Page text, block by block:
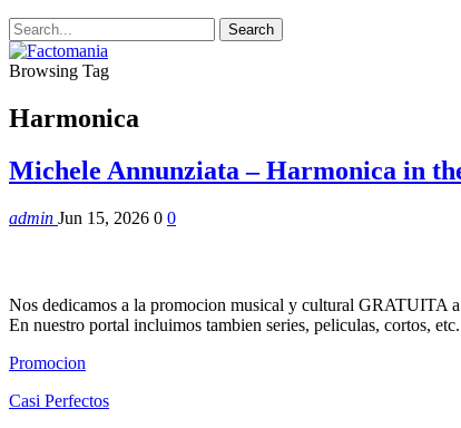
Browsing Tag
Harmonica
Michele Annunziata – Harmonica in
admin Jun 15, 2026 0 0
Nos dedicamos a la promocion musical y cultural GRATUITA
En nuestro portal incluimos tambien series, peliculas, cortos,
Promocion
Casi Perfectos